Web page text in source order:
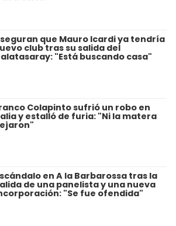
que Mauro Icardi ya tendría
club tras su salida del
"Está buscando casa"
Colapinto sufrió un robo en
y estalló de furia: "Ni la matera
en A la Barbarossa tras la
de una panelista y una nueva
"Se fue ofendida"